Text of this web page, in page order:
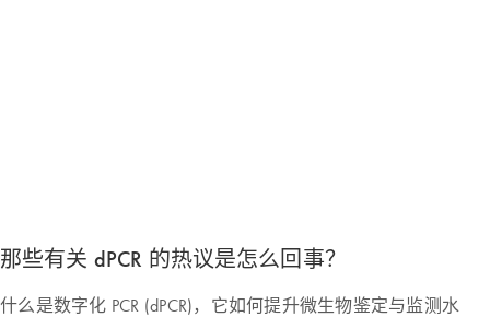
那些有关 dPCR 的热议是怎么回事？
什么是数字化 PCR (dPCR)，它如何提升微生物鉴定与监测水